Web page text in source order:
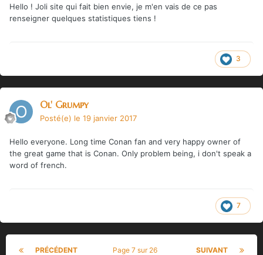
Hello ! Joli site qui fait bien envie, je m'en vais de ce pas
renseigner quelques statistiques tiens !
3
Ol' Grumpy
Posté(e) le 19 janvier 2017
Hello everyone. Long time Conan fan and very happy owner of
the great game that is Conan. Only problem being, i don't speak a
word of french.
7
PRÉCÉDENT SUIVANT
Page 7 sur 26